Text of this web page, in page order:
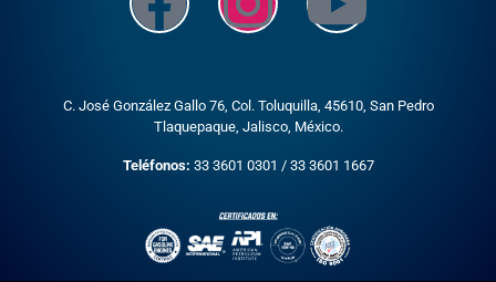
C. José González Gallo 76, Col. Toluquilla, 45610, San Pedro
Tlaquepaque, Jalisco, México.
Teléfonos: 33 3601 0301 / 33 3601 1667